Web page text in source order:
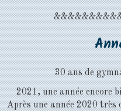
30 ans de
2021, une année encore
Après une année 2020 très